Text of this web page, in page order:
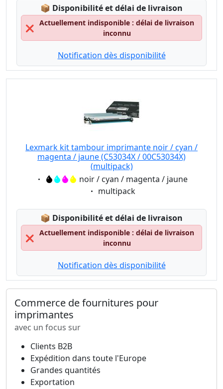
📦 Lagerstatus:
Disponibilité et délai de livraison
❌
Actuellement indisponible : délai de livraison
inconnu
Notification dès disponibilité
Lexmark kit tambour imprimante noir / cyan /
magenta / jaune (C53034X / 00C53034X)
(multipack)
Eigenschaft:noir / cyan / magenta / jaune
Eigenschaft:
multipack
📦 Lagerstatus:
Disponibilité et délai de livraison
❌
Actuellement indisponible : délai de livraison
inconnu
Notification dès disponibilité
Commerce de fournitures pour
imprimantes
avec un focus sur
Clients B2B
Expédition dans toute l'Europe
Grandes quantités
Exportation